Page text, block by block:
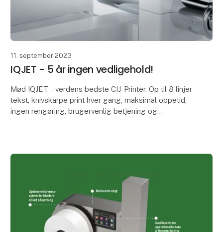
11. september 2023
IQJET - 5 år ingen vedligehold!
Mød IQJET - verdens bedste CIJ-Printer. Op til 8 linjer
tekst, knivskarpe print hver gang, maksimal oppetid,
ingen rengøring, brugervenlig betjening og